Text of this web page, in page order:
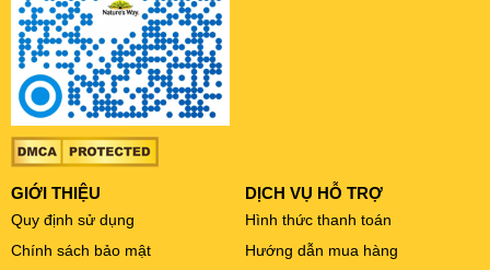
GIỚI THIỆU
Quy định sử dụng
Chính sách bảo mật
DỊCH VỤ HỖ TRỢ
Hình thức thanh toán
Hướng dẫn mua hàng